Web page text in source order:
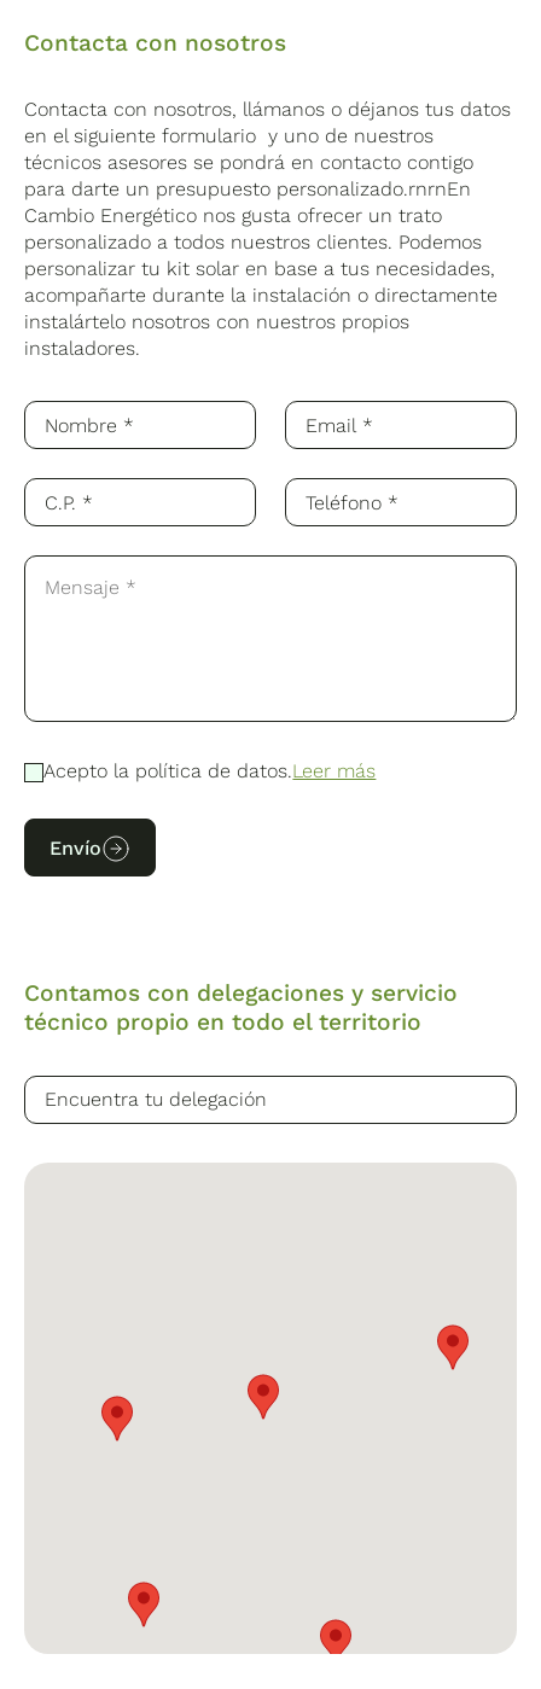
Contacta con nosotros
Contacta con nosotros, llámanos o déjanos tus datos
en el siguiente formulario y uno de nuestros
técnicos asesores se pondrá en contacto contigo
para darte un presupuesto personalizado.rnrnEn
Cambio Energético nos gusta ofrecer un trato
personalizado a todos nuestros clientes. Podemos
personalizar tu kit solar en base a tus necesidades,
acompañarte durante la instalación o directamente
instalártelo nosotros con nuestros propios
instaladores.
Acepto la política de datos.Leer más
Envío
Contamos con delegaciones y servicio
técnico propio en todo el territorio